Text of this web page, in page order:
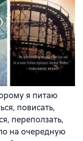
я питаю
повисать,
переползать,
на очередную